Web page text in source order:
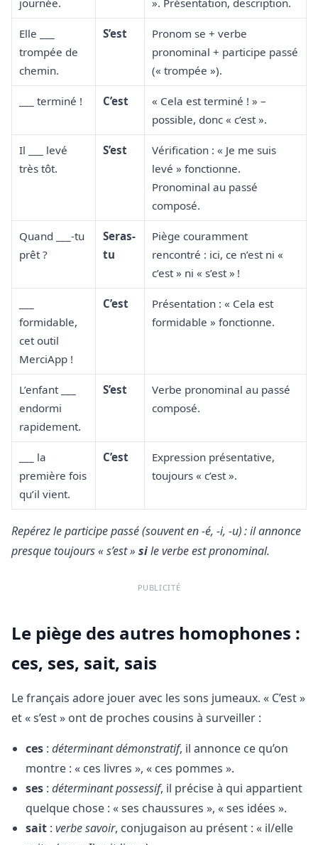
Elle ___
trompée de
chemin.
S’est
Pronom se + verbe
pronominal + participe passé
(« trompée »).
___ terminé ! C’est
« Cela est terminé ! » –
possible, donc « c’est ».
Il ___ levé
très tôt.
S’est
Vérification : « Je me suis
levé » fonctionne.
Pronominal au passé
composé.
Quand ___-tu
prêt ?
Seras-
tu
Piège couramment
rencontré : ici, ce n’est ni «
c’est » ni « s’est » !
formidable,
cet outil
MerciApp !
C’est
Présentation : « Cela est
formidable » fonctionne.
L’enfant ___
endormi
rapidement.
S’est
Verbe pronominal au passé
composé.
___ la
première fois
qu’il vient.
C’est
Expression présentative,
toujours « c’est ».
Repérez le participe passé (souvent en -é, -i, -u) : il annonce
presque toujours « s’est » sile verbe est pronominal.
PUBLICITÉ
Le piège des autres homophones :
ces, ses, sait, sais
Le français adore jouer avec les sons jumeaux. « C’est »
et « s’est » ont de proches cousins à surveiller :
ces : déterminant démonstratif, il annonce ce qu’on
montre : « ces livres », « ces pommes ».
ses : déterminant possessif, il précise à qui appartient
quelque chose : « ses chaussures », « ses idées ».
sait : verbe savoir, conjugaison au présent : « il/elle